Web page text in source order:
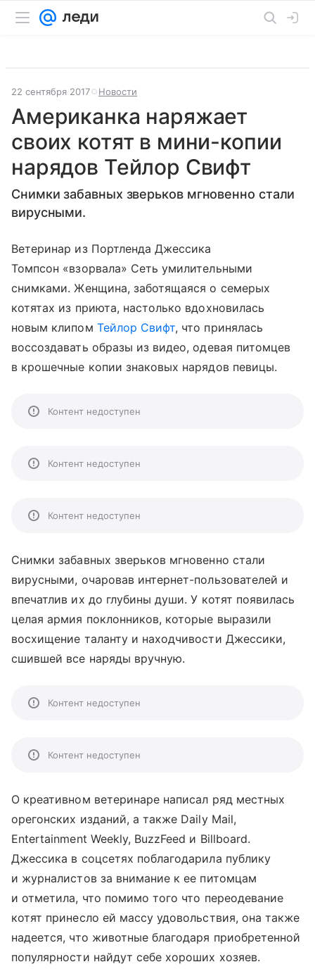
22 сентября 2017 Новости
Американка наряжает
своих котят в мини-копии
нарядов Тейлор Свифт
Снимки забавных зверьков мгновенно стали
вирусными.
Ветеринар из Портленда Джессика
Томпсон «взорвала» Сеть умилительными
снимками. Женщина, заботящаяся о семерых
котятах из приюта, настолько вдохновилась
новым клипом Тейлор Свифт, что принялась
воссоздавать образы из видео, одевая питомцев
в крошечные копии знаковых нарядов певицы.
Контент недоступен
Контент недоступен
Контент недоступен
Снимки забавных зверьков мгновенно стали
вирусными, очаровав интернет-пользователей и
впечатлив их до глубины души. У котят появилась
целая армия поклонников, которые выразили
восхищение таланту и находчивости Джессики,
сшившей все наряды вручную.
Контент недоступен
Контент недоступен
О креативном ветеринаре написал ряд местных
орегонских изданий, а также Daily Mail,
Entertainment Weekly, BuzzFeed и Billboard.
Джессика в соцсетях поблагодарила публику
и журналистов за внимание к ее питомцам
и отметила, что помимо того что переодевание
котят принесло ей массу удовольствия, она также
надеется, что животные благодаря приобретенной
популярности найдут себе хороших хозяев.